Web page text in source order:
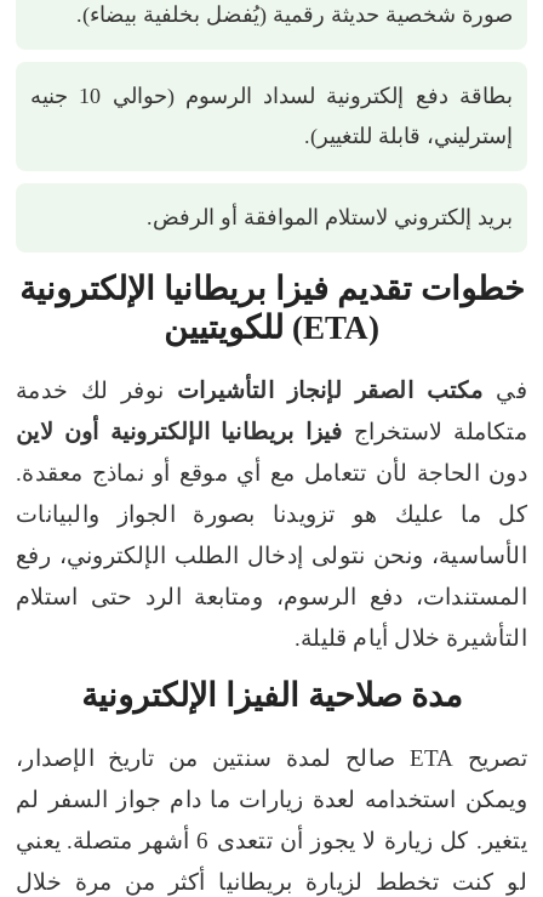
صورة شخصية حديثة رقمية (يُفضل بخلفية بيضاء).
بطاقة دفع إلكترونية لسداد الرسوم (حوالي 10 جنيه
إسترليني، قابلة للتغيير).
بريد إلكتروني لاستلام الموافقة أو الرفض.
خطوات تقديم فيزا بريطانيا الإلكترونية
(ETA) للكويتيين
في مكتب الصقر لإنجاز التأشيرات نوفر لك خدمة
متكاملة لاستخراج فيزا بريطانيا الإلكترونية أون لاين
دون الحاجة لأن تتعامل مع أي موقع أو نماذج معقدة.
كل ما عليك هو تزويدنا بصورة الجواز والبيانات
الأساسية، ونحن نتولى إدخال الطلب الإلكتروني، رفع
المستندات، دفع الرسوم، ومتابعة الرد حتى استلام
التأشيرة خلال أيام قليلة.
مدة صلاحية الفيزا الإلكترونية
تصريح ETA صالح لمدة سنتين من تاريخ الإصدار،
ويمكن استخدامه لعدة زيارات ما دام جواز السفر لم
يتغير. كل زيارة لا يجوز أن تتعدى 6 أشهر متصلة.
يعني
لو كنت تخطط لزيارة بريطانيا أكثر من مرة خلال